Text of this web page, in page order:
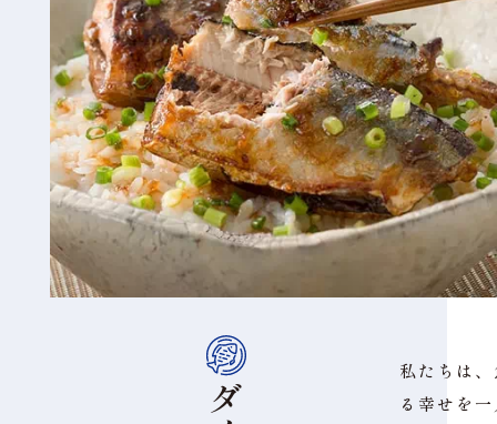
ダ
私たちは
る幸せを